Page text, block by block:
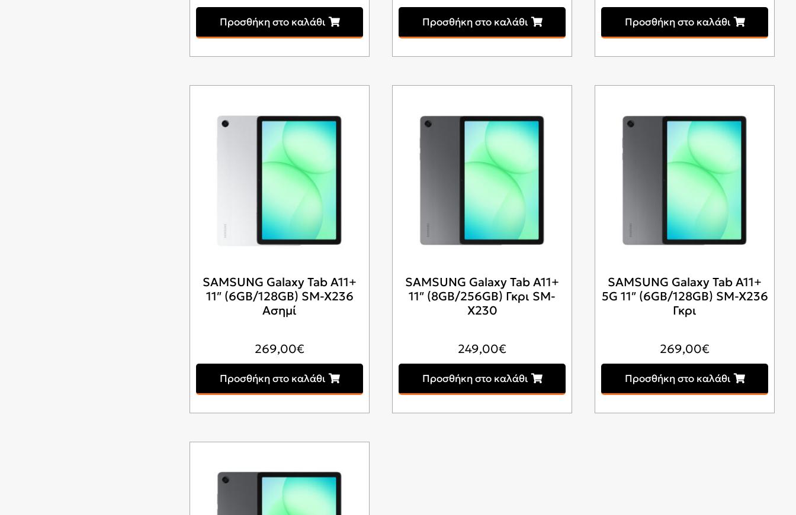
Προσθήκη στο καλάθι Προσθήκη στο καλάθι Προσθήκη στο καλάθι
SAMSUNG Galaxy Tab A11+
11″ (6GB/128GB) SM-X236
Ασημί
269,00€
Προσθήκη στο καλάθι
SAMSUNG Galaxy Tab A11+
11″ (8GB/256GB) Γκρι SM-
X230
249,00€
Προσθήκη στο καλάθι
SAMSUNG Galaxy Tab A11+
5G 11″ (6GB/128GB) SM-X236
Γκρι
269,00€
Προσθήκη στο καλάθι